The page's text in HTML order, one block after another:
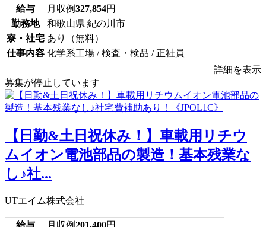
給与 月収例327,854円
勤務地
和歌山県 紀の川市
寮・社宅 あり（無料）
仕事内容 化学系工場 / 検査・検品 / 正社員
詳細を表示
募集が停止しています
【日勤&土日祝休み！】車載用リチウ
ムイオン電池部品の製造！基本残業な
し♪社...
UTエイム株式会社
給与 月収例201,400円